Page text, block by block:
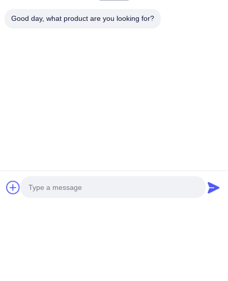
Good day, what product are you looking for?